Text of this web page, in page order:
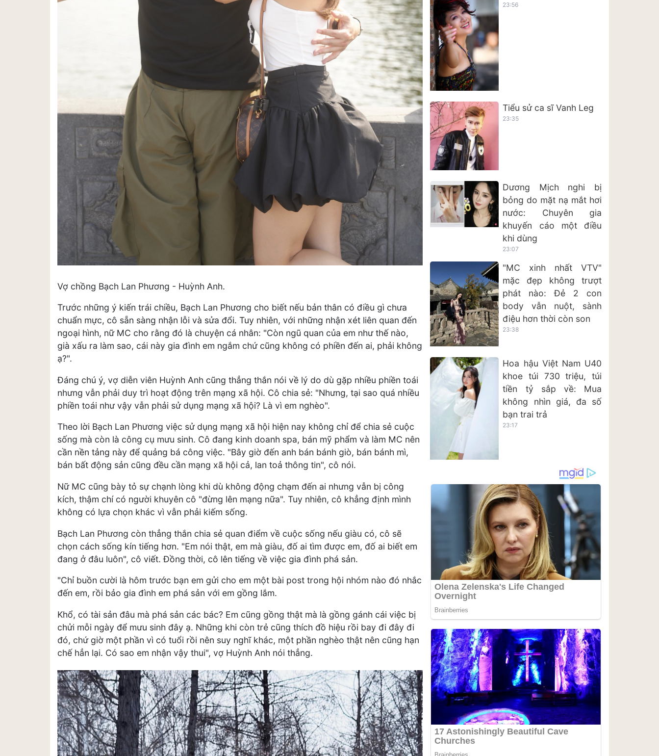
Vợ chồng Bạch Lan Phương - Huỳnh Anh.
Trước những ý kiến trái chiều, Bạch Lan Phương cho biết nếu bản thân có điều gì chưa
chuẩn mực, cô sẵn sàng nhận lỗi và sửa đổi. Tuy nhiên, với những nhận xét liên quan đến
ngoại hình, nữ MC cho rằng đó là chuyện cá nhân: "Còn ngũ quan của em như thế nào,
già xấu ra làm sao, cái này gia đình em ngắm chứ cũng không có phiền đến ai, phải không
ạ?".
Đáng chú ý, vợ diễn viên Huỳnh Anh cũng thẳng thắn nói về lý do dù gặp nhiều phiền toái
nhưng vẫn phải duy trì hoạt động trên mạng xã hội. Cô chia sẻ: "Nhưng, tại sao quá nhiều
phiền toái như vậy vẫn phải sử dụng mạng xã hội? Là vì em nghèo".
Theo lời Bạch Lan Phương việc sử dụng mạng xã hội hiện nay không chỉ để chia sẻ cuộc
sống mà còn là công cụ mưu sinh. Cô đang kinh doanh spa, bán mỹ phẩm và làm MC nên
cần nền tảng này để quảng bá công việc. "Bây giờ đến anh bán bánh giò, bán bánh mì,
bán bất động sản cũng đều cần mạng xã hội cả, lan toả thông tin", cô nói.
Nữ MC cũng bày tỏ sự chạnh lòng khi dù không động chạm đến ai nhưng vẫn bị công
kích, thậm chí có người khuyên cô "đừng lên mạng nữa". Tuy nhiên, cô khẳng định mình
không có lựa chọn khác vì vẫn phải kiếm sống.
Bạch Lan Phương còn thẳng thắn chia sẻ quan điểm về cuộc sống nếu giàu có, cô sẽ
chọn cách sống kín tiếng hơn. "Em nói thật, em mà giàu, đố ai tìm được em, đố ai biết em
đang ở đâu luôn", cô viết. Đồng thời, cô lên tiếng về việc gia đình phá sản.
"Chỉ buồn cười là hôm trước bạn em gửi cho em một bài post trong hội nhóm nào đó nhắc
đến em, rồi bảo gia đình em phá sản với em gồng lắm.
Khổ, có tài sản đâu mà phá sản các bác? Em cũng gồng thật mà là gồng gánh cái việc bị
chửi mỗi ngày để mưu sinh đây ạ. Những khi còn trẻ cũng thích đồ hiệu rồi bay đi đây đi
đó, chứ giờ một phần vì có tuổi rồi nên suy nghĩ khác, một phần nghèo thật nên cũng hạn
chế hẳn lại. Có sao em nhận vậy thui", vợ Huỳnh Anh nói thẳng.
23:56
Tiểu sử ca sĩ Vanh Leg
23:35
Dương Mịch nghi bị
bỏng do mặt nạ mắt hơi
nước: Chuyên gia
khuyến cáo một điều
khi dùng
23:07
"MC xinh nhất VTV"
mặc đẹp không trượt
phát nào: Đẻ 2 con
body vẫn nuột, sành
điệu hơn thời còn son
23:38
Hoa hậu Việt Nam U40
khoe túi 730 triệu, túi
tiền tỷ sắp về: Mua
không nhìn giá, đa số
bạn trai trả
23:17